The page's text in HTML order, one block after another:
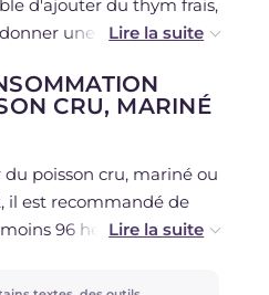
d'ajouter du thym frais,
une touche de
gouttes de tabasco.
vous pouvez
le citron vert.
CRU, MARINÉ
poisson cru, mariné ou
il est recommandé de
96 heures à -18
plus, comme indiqué